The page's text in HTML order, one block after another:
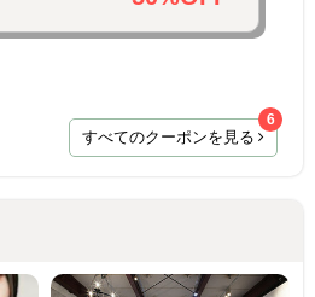
すべてのクーポンを見る
6